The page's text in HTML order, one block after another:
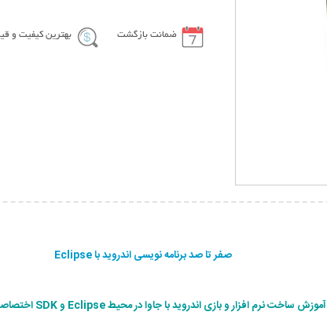
ضمانت بازگشت بهترین کیفیت و
صفر تا صد برنامه نویسی اندروید با Eclipse
آموزش ساخت نرم افزار و بازی اندروید با جاوا در محیط Eclipse و SDK اختصاصی اندروید